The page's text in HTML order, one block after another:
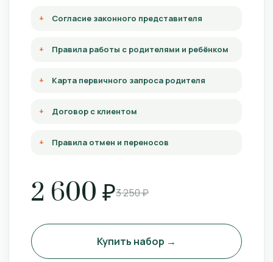
Согласие законного представителя
Правила работы с родителями и ребёнком
Карта первичного запроса родителя
Договор с клиентом
Правила отмен и переносов
2 600 ₽3 250 ₽
Купить набор →